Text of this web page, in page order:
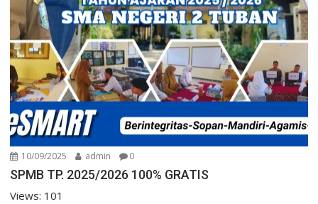
10/09/2025 admin 0
SPMB TP. 2025/2026 100% GRATIS
Views: 101